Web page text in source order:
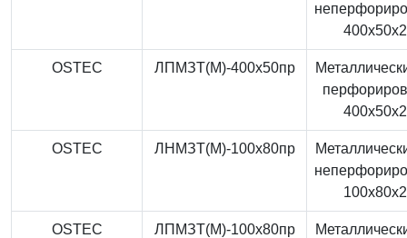
OSTEC ЛПМЗТ(М)-400x50пр
OSTEC ЛНМЗТ(М)-100x80пр
OSTEC ЛПМЗТ(М)-100x80пр